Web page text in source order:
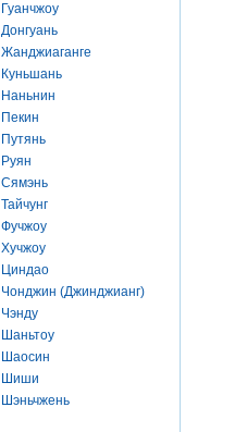
Гуанчжоу
Донгуань
Жанджиаганге
Куньшань
Наньнин
Пекин
Путянь
Руян
Сямэнь
Тайчунг
Фучжоу
Хучжоу
Циндао
Чонджин (Джинджианг)
Чэнду
Шаньтоу
Шаосин
Шиши
Шэньчжень